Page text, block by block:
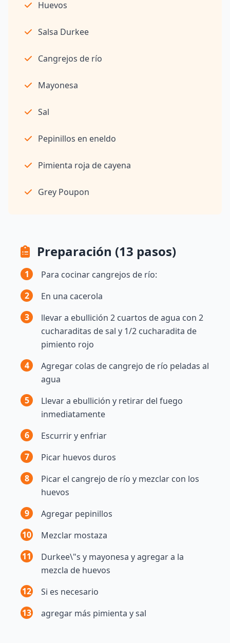
Huevos
Salsa Durkee
Cangrejos de río
Mayonesa
Sal
Pepinillos en eneldo
Pimienta roja de cayena
Grey Poupon
Preparación (13 pasos)
1
Para cocinar cangrejos de río:
2
En una cacerola
3
llevar a ebullición 2 cuartos de agua con 2
cucharaditas de sal y 1/2 cucharadita de
pimiento rojo
4
Agregar colas de cangrejo de río peladas al
agua
5
Llevar a ebullición y retirar del fuego
inmediatamente
6
Escurrir y enfriar
7
Picar huevos duros
8
Picar el cangrejo de río y mezclar con los
huevos
9
Agregar pepinillos
10
Mezclar mostaza
11
Durkee\"s y mayonesa y agregar a la
mezcla de huevos
12
Si es necesario
13
agregar más pimienta y sal